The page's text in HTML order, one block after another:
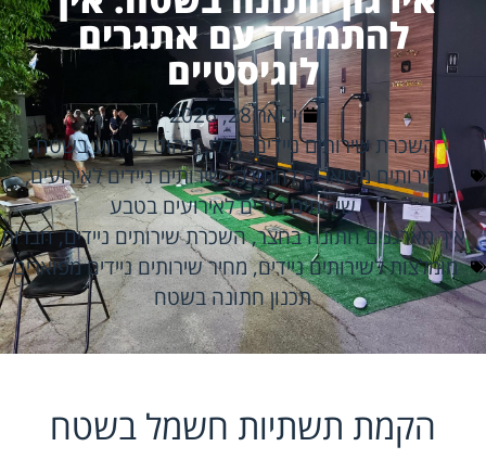
להתמודד עם אתגרים
לוגיסטיים
ינואר 28, 2026
השכרת שירותים ניידים,כללי,ריהוט לאירוע בשטח,
שירותים מפוארים לחתונה,שירותים ניידים לאירועים,
שירותים ניידים לאירועים בטבע
איך מארגנים חתונה בחצר,השכרת שירותים ניידים,חברות
מומלצות לשירותים ניידים,מחיר שירותים ניידים מפוארים,
תכנון חתונה בשטח
הקמת תשתיות חשמל בשטח